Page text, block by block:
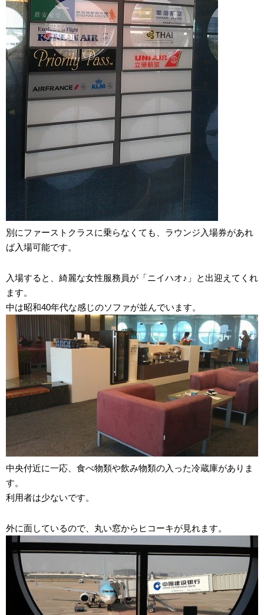
別にファーストクラスに乗らなくても、ラウンジ入場券があれ
ば入場可能です。
入場すると、綺麗な女性服務員が「ニイハオ♪」と出迎えてくれ
ます。
中は昭和40年代な感じのソファが並んでいます。
中央付近に一応、食べ物類や飲み物類の入った冷蔵庫がありま
す。
利用者は少ないです。
外に面しているので、丸い窓からヒコーキが見れます。